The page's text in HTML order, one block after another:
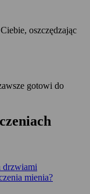
oszczędzając
gotowi do
drzwiami
mienia?